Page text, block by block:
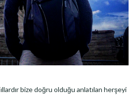
bize doğru olduğu anlatılan herşeyi